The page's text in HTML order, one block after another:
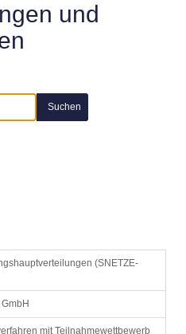
und
(SNETZE-
mit Teilnahmewettbewerb